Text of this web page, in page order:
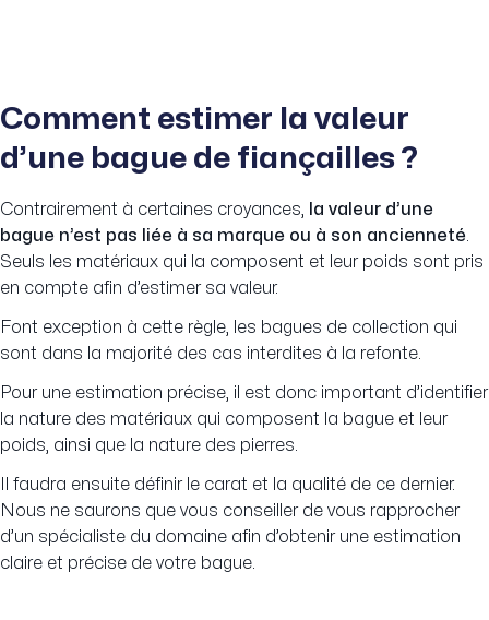
Comment estimer la valeur
d’une bague de fiançailles ?
Contrairement à certaines croyances,
la valeur d’une
bague n’est pas liée à sa marque ou à son ancienneté
Seuls les matériaux qui la composent et leur poids sont pris
en compte afin d’estimer sa valeur.
Font exception à cette règle, les bagues de collection qui
sont dans la majorité des cas interdites à la refonte.
Pour une estimation précise, il est donc important d’identifier
la nature des matériaux qui composent la bague et leur
poids, ainsi que la nature des pierres.
Il faudra ensuite définir le carat et la qualité de ce dernier.
Nous ne saurons que vous conseiller de vous rapprocher
d’un spécialiste du domaine afin d’obtenir une estimation
claire et précise de votre bague.